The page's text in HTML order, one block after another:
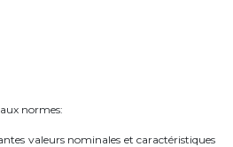
normes:
valeurs nominales et caractéristiques